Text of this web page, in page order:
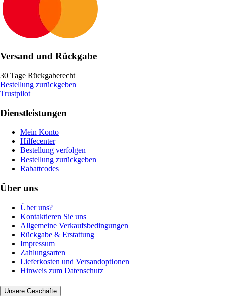
Versand und Rückgabe
30 Tage Rückgaberecht
Bestellung zurückgeben
Trustpilot
Dienstleistungen
Mein Konto
Hilfecenter
Bestellung verfolgen
Bestellung zurückgeben
Rabattcodes
Über uns
Über uns?
Kontaktieren Sie uns
Allgemeine Verkaufsbedingungen
Rückgabe & Erstattung
Impressum
Zahlungsarten
Lieferkosten und Versandoptionen
Hinweis zum Datenschutz
Unsere Geschäfte